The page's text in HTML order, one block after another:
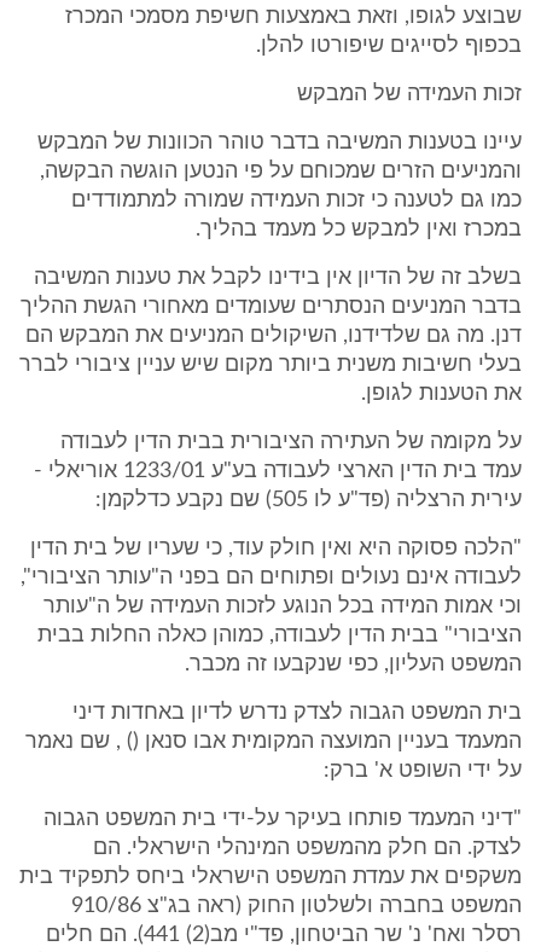
שבוצע לגופו, וזאת באמצעות חשיפת מסמכי המכרז
בכפוף לסייגים שיפורטו להלן.
זכות העמידה של המבקש
עיינו בטענות המשיבה בדבר טוהר הכוונות של המבקש
והמניעים הזרים שמכוחם על פי הנטען הוגשה הבקשה,
כמו גם לטענה כי זכות העמידה שמורה למתמודדים
במכרז ואין למבקש כל מעמד בהליך.
בשלב זה של הדיון אין בידינו לקבל את טענות המשיבה
בדבר המניעים הנסתרים שעומדים מאחורי הגשת ההליך
דנן. מה גם שלדידנו, השיקולים המניעים את המבקש הם
בעלי חשיבות משנית ביותר מקום שיש עניין ציבורי לברר
את הטענות לגופן.
על מקומה של העתירה הציבורית בבית הדין לעבודה
עמד בית הדין הארצי לעבודה בע"ע 1233/01 אוריאלי -
עירית הרצליה (פד"ע לו 505) שם נקבע כדלקמן:
"הלכה פסוקה היא ואין חולק עוד, כי שעריו של בית הדין
לעבודה אינם נעולים ופתוחים הם בפני ה"עותר הציבורי",
וכי אמות המידה בכל הנוגע לזכות העמידה של ה"עותר
הציבורי" בבית הדין לעבודה, כמוהן כאלה החלות בבית
המשפט העליון, כפי שנקבעו זה מכבר.
בית המשפט הגבוה לצדק נדרש לדיון באחדות דיני
המעמד בעניין המועצה המקומית אבו סנאן () , שם נאמר
על ידי השופט א' ברק:
"דיני המעמד פותחו בעיקר על-ידי בית המשפט הגבוה
לצדק. הם חלק מהמשפט המינהלי הישראלי. הם
משקפים את עמדת המשפט הישראלי ביחס לתפקיד בית
המשפט בחברה ולשלטון החוק (ראה בג"צ 910/86
רסלר ואח' נ' שר הביטחון, פד"י מב(2) 441). הם חלים